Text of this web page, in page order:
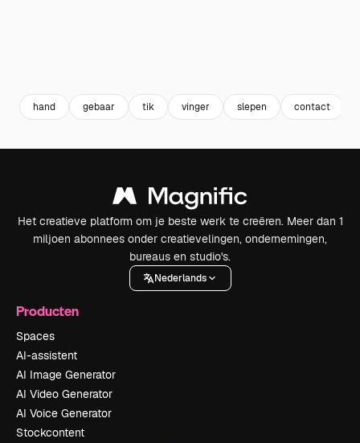
hand gebaar tik vinger slepen contact
Het creatieve platform om je beste werk te creëren. Meer dan 1
miljoen abonnees onder creatievelingen, ondernemingen,
bureaus en studio's.
Nederlands
Producten
Spaces
AI-assistent
AI Image Generator
AI Video Generator
AI Voice Generator
Stockcontent